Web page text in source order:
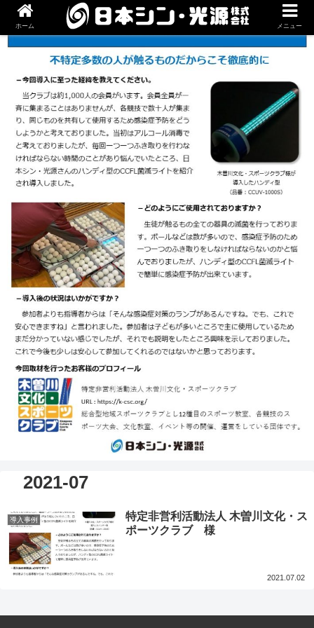
2021-07
導入事例
特定非営利活動法人 木曽川文化・ス
ポーツクラブ 様
2021.07.02
ホーム メニュー